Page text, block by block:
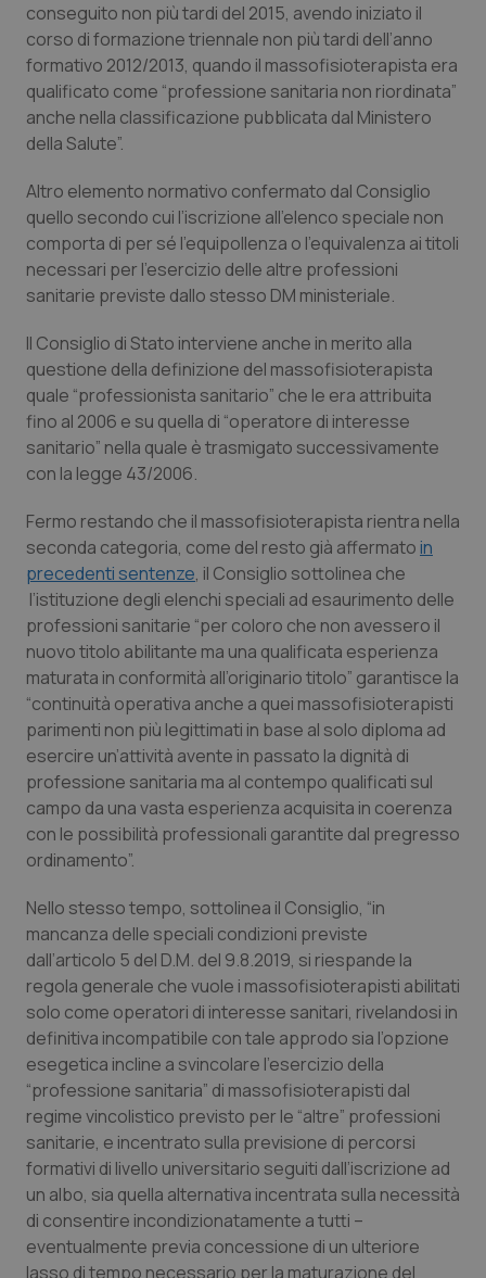
Puglia
Sardegna
Sicilia
Toscana
Umbria
Valle D’Aosta
Veneto
Malattie rare
Malattia di Crohn & Rettocolite Ulcerosa
Neuroscienze & patologie neurodegenerative
Obesità
Oftalmologia
Oncodermatologia
Oncoematologia
Oncologia & Nutrizione
Psoriasi & pelle
Quotidiano Cardiologia
Quotidiano Chirurgia
Quotidiano Oncologia
Quotidiano Pediatria
Rene & patologie urogenitali
Salute orale & impianti
Sangue & coagulazione
Tiroide
Tumore al seno
Tumore ovarico
Tumori del Polmone & Testa Collo
Tumori gastrointestinali
Ulcera & Reflusso
Vaccini
conseguito non più tardi del 2015, avendo iniziato il
corso di formazione triennale non più tardi dell’anno
formativo 2012/2013, quando il massofisioterapista era
qualificato come “professione sanitaria non riordinata”
anche nella classificazione pubblicata dal Ministero
della Salute”.
Altro elemento normativo confermato dal Consiglio
quello secondo cui l’iscrizione all’elenco speciale non
comporta di per sé l’equipollenza o l’equivalenza ai titoli
necessari per l’esercizio delle altre professioni
sanitarie previste dallo stesso DM ministeriale.
Il Consiglio di Stato interviene anche in merito alla
questione della definizione del massofisioterapista
quale “professionista sanitario” che le era attribuita
fino al 2006 e su quella di “operatore di interesse
sanitario” nella quale è trasmigato successivamente
con la legge 43/2006.
Fermo restando che il massofisioterapista rientra nella
seconda categoria, come del resto già affermatoin
precedenti sentenze, il Consiglio sottolinea che
l’istituzione degli elenchi speciali ad esaurimento delle
professioni sanitarie “per coloro che non avessero il
nuovo titolo abilitante ma una qualificata esperienza
maturata in conformità all’originario titolo” garantisce la
“continuità operativa anche a quei massofisioterapisti
parimenti non più legittimati in base al solo diploma ad
esercire un’attività avente in passato la dignità di
professione sanitaria ma al contempo qualificati sul
campo da una vasta esperienza acquisita in coerenza
con le possibilità professionali garantite dal pregresso
ordinamento”.
Nello stesso tempo, sottolinea il Consiglio, “in
mancanza delle speciali condizioni previste
dall’articolo 5 del D.M. del 9.8.2019, si riespande la
regola generale che vuole i massofisioterapisti abilitati
solo come operatori di interesse sanitari, rivelandosi in
definitiva incompatibile con tale approdo sia l’opzione
esegetica incline a svincolare l’esercizio della
“professione sanitaria” di massofisioterapisti dal
regime vincolistico previsto per le “altre” professioni
sanitarie, e incentrato sulla previsione di percorsi
formativi di livello universitario seguiti dall’iscrizione ad
un albo, sia quella alternativa incentrata sulla necessità
di consentire incondizionatamente a tutti –
eventualmente previa concessione di un ulteriore
lasso di tempo necessario per la maturazione del